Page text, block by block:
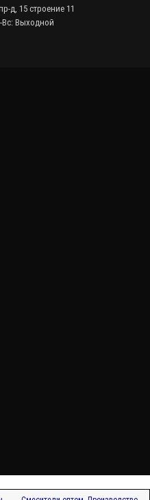
д, 15 строение 11
Вс: Выходной